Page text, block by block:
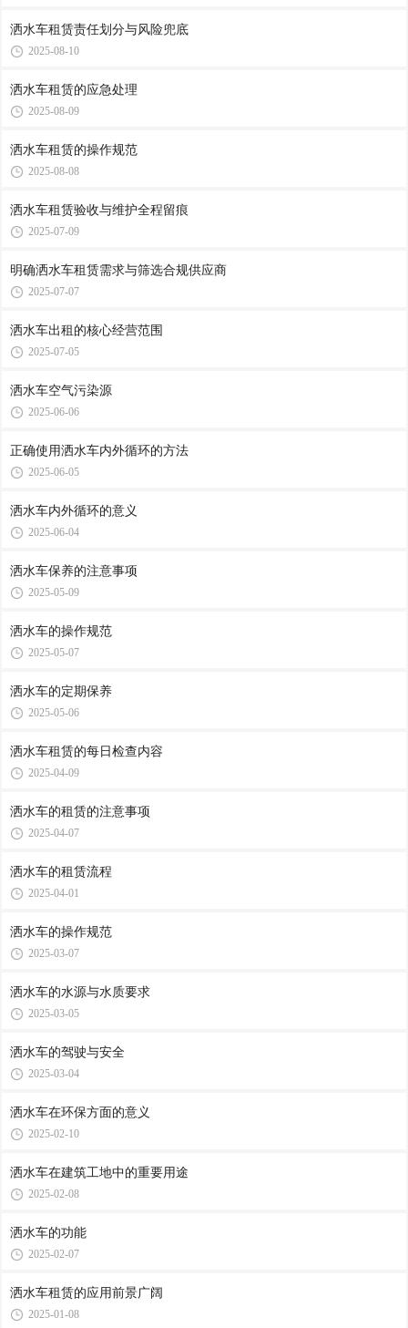
洒水车租赁责任划分与风险兜底
2025-08-10
洒水车租赁的应急处理
2025-08-09
洒水车租赁的操作规范
2025-08-08
洒水车租赁验收与维护全程留痕
2025-07-09
明确洒水车租赁需求与筛选合规供应商
2025-07-07
洒水车出租的核心经营范围
2025-07-05
洒水车空气污染源
2025-06-06
正确使用洒水车内外循环的方法
2025-06-05
洒水车内外循环的意义
2025-06-04
洒水车保养的注意事项
2025-05-09
洒水车的操作规范
2025-05-07
洒水车的定期保养
2025-05-06
洒水车租赁的每日检查内容
2025-04-09
洒水车的租赁的注意事项
2025-04-07
洒水车的租赁流程
2025-04-01
洒水车的操作规范
2025-03-07
洒水车的水源与水质要求
2025-03-05
洒水车的驾驶与安全
2025-03-04
洒水车在环保方面的意义
2025-02-10
洒水车在建筑工地中的重要用途
2025-02-08
洒水车的功能
2025-02-07
洒水车租赁的应用前景广阔
2025-01-08